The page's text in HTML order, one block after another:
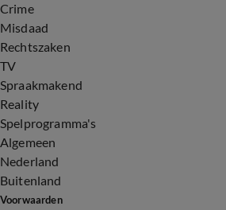
Crime
Misdaad
Rechtszaken
TV
Spraakmakend
Reality
Spelprogramma's
Algemeen
Nederland
Buitenland
Voorwaarden